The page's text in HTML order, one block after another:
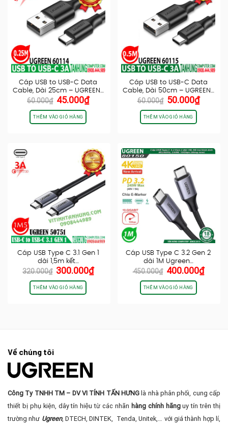
Cáp USB to USB-C Data
Cable, Dài 25cm – UGREEN…
60.000₫ Giá
gốc
là:
60.000₫.
45.000₫Giá
THÊM VÀO GIỎ HÀNG
Cáp USB to USB-C Data
Cable, Dài 50cm – UGREEN…
60.000₫ Giá
gốc
là:
60.000₫.
50.000₫Giá
THÊM VÀO GIỎ HÀNG
Cáp USB Type C 3.1 Gen 1
dài 1,5m kết…
320.000₫ Giá
gốc
là:
320.000₫.
300.000₫Giá
THÊM VÀO GIỎ HÀNG
Cáp USB Type C 3.2 Gen 2
dài 1M Ugreen…
450.000₫ Giá
gốc
là:
450.000₫.
400.000₫Giá
THÊM VÀO GIỎ HÀNG
Về chúng tôi
Công Ty TNHH TM – DV VI TÍNH TẤN HƯNGlà nhà phân phối, cung cấp
thiết bị phụ kiện, dây tín hiệu từ các nhãn hàng chính hãnguy tín trên thị
trường như Ugreen, DTECH, DINTEK, Tenda, Unitek,… với giá thành hợp lí,